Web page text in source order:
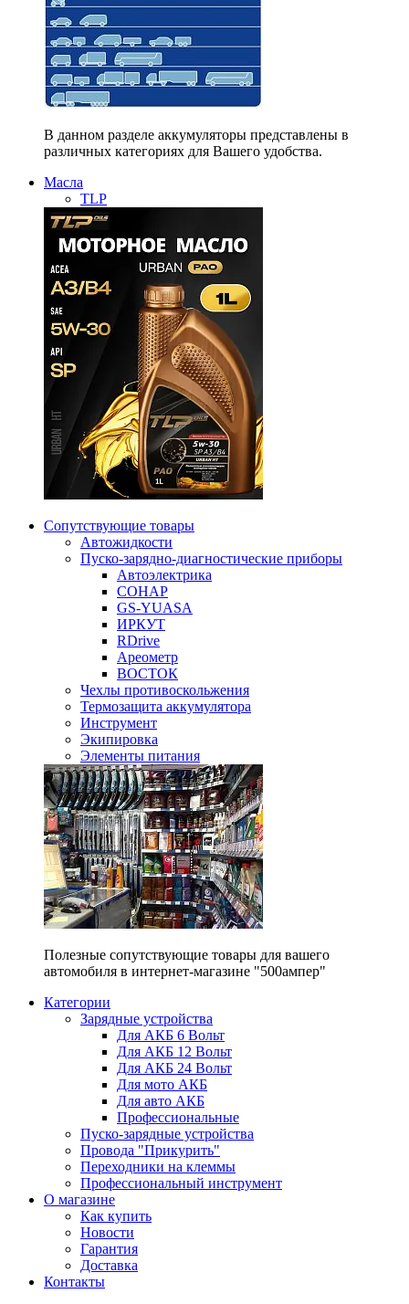
В данном разделе аккумуляторы представлены в
различных категориях для Вашего удобства.
Масла
TLP
Сопутствующие товары
Автожидкости
Пуско-зарядно-диагностические приборы
Автоэлектрика
СОНАР
GS-YUASA
ИРКУТ
RDrive
Ареометр
ВОСТОК
Чехлы противоскольжения
Термозащита аккумулятора
Инструмент
Экипировка
Элементы питания
Полезные сопутствующие товары для вашего
автомобиля в интернет-магазине "500ампер"
Категории
Зарядные устройства
Для АКБ 6 Вольт
Для АКБ 12 Вольт
Для АКБ 24 Вольт
Для мото АКБ
Для авто АКБ
Профессиональные
Пуско-зарядные устройства
Провода "Прикурить"
Переходники на клеммы
Профессиональный инструмент
О магазине
Как купить
Новости
Гарантия
Доставка
Контакты